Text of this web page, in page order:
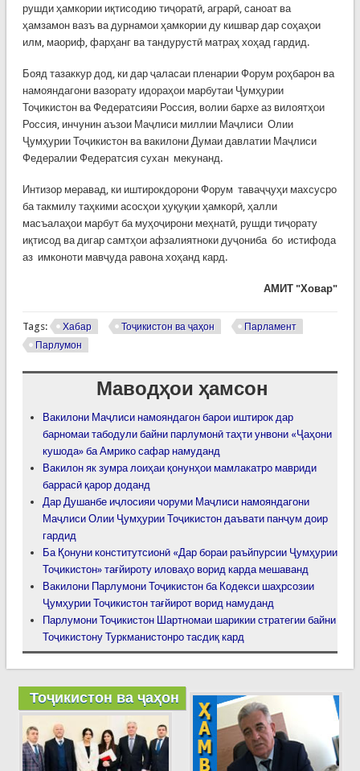
рушди ҳамкории иқтисодию тиҷоратӣ, аграрӣ, саноат ва
ҳамзамон вазъ ва дурнамои ҳамкории ду кишвар дар соҳаҳои
илм, маориф, фарҳанг ва тандурустӣ матраҳ хоҳад гардид.
Бояд тазаккур дод, ки дар ҷаласаи пленарии Форум роҳбарон ва
намояндагони вазорату идораҳои марбутаи Ҷумҳурии
Тоҷикистон ва Федератсияи Россия, волии бархе аз вилоятҳои
Россия, инчунин аъзои Маҷлиси миллии Маҷлиси Олии
Ҷумҳурии Тоҷикистон ва вакилони Думаи давлатии Маҷлиси
Федералии Федератсия сухан мекунанд.
Интизор меравад, ки иштирокдорони Форум таваҷҷуҳи махсусро
ба такмилу таҳкими асосҳои ҳуқуқии ҳамкорӣ, ҳалли
масъалаҳои марбут ба муҳоҷирони меҳнатӣ, рушди тиҷорату
иқтисод ва дигар самтҳои афзалиятноки дуҷониба бо истифода
аз имконоти мавҷуда равона хоҳанд кард.
АМИТ "Ховар"
Tags: Хабар Тоҷикистон ва ҷаҳон
Парламент
Парлумон
Маводҳои ҳамсон
Вакилони Маҷлиси намояндагон барои иштирок дар
барномаи табодули байни парлумонӣ таҳти унвони «Ҷаҳони
кушода» ба Амрико сафар намуданд
Вакилон як зумра лоиҳаи қонунҳои мамлакатро мавриди
баррасӣ қарор доданд
Дар Душанбе иҷлосияи чоруми Маҷлиси намояндагони
Маҷлиси Олии Ҷумҳурии Тоҷикистон даъвати панҷум доир
гардид
Ба Қонуни конститутсионӣ «Дар бораи раъйпурсии Ҷумҳурии
Тоҷикистон» тағйироту иловаҳо ворид карда мешаванд
Вакилони Парлумони Тоҷикистон ба Кодекси шаҳрсозии
Ҷумҳурии Тоҷикистон тағйирот ворид намуданд
Парлумони Тоҷикистон Шартномаи шарикии стратегии байни
Тоҷикистону Туркманистонро тасдиқ кард
Тоҷикистон ва ҷаҳон